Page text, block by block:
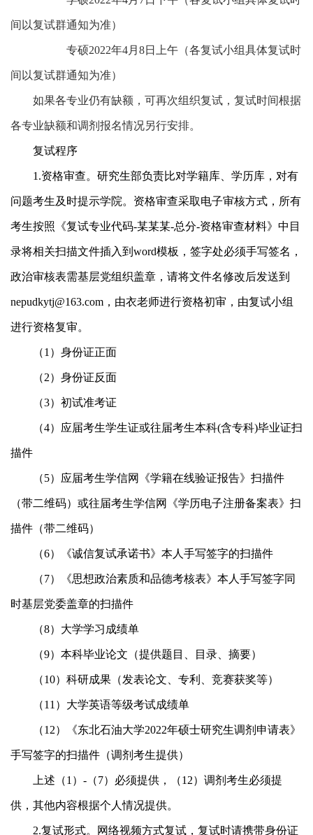
间以复试群通知为准）
专硕2022年4月 8日上午 （各复试小组具体复试时
间以复试群通知为准）
如果各专业仍有缺额，可再次组织复试，复试时间根据
各专业缺额和调剂报名情况另行安排。
复试程序
1.资格审查。研究生部负责比对学籍库、学历库，对有
问题考生及时提示学院。资格审查采取电子审核方式，所有
考生按照《复试专业代码-某某某-总分-资格审查材料》中目
录将相关扫描文件插入到 word模板，签字处必须手写签名，
政治审核表需基层党组织盖章，请将文件名修改后发送到
nepudkytj@163.com ，由衣老师进行资格初审，由复试小组
进行资格复审。
（1 ）身份证正面
（2）身份证反面
（3）初试准考证
（4）应届考生学生证或往届考生本科(含专科)毕业证扫
描件
（5）应届考生学信网《学籍在线验证报告》扫描件
（带二维码）或往届考生学信网《学历电子注册备案表》扫
描件（带二维码）
（6）《诚信复试承诺书》本人手写签字的扫描件
（7）《思想政治素质和品德考核表》本人手写签字同
时基层党委盖章的扫描件
（8）大学学习成绩单
（9）本科毕业论文（提供题目、目录、摘要）
（10）科研成果（发表论文、专利、竞赛获奖等）
（11 ）大学英语等级考试成绩单
（12）《东北石油大学2022年硕士研究生调剂申请表》
手写签字的扫描件（调剂考生提供）
上述（1 ） - （7）必须提供，（12）调剂考生必须提
供，其他内容根据个人情况提供。
2.复试形式。网络视频方式复试，复试时请携带身份证